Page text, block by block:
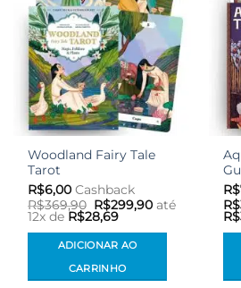
Woodland Fairy Tale
Tarot
R$6,00 Cashback
R$369,90 O
preço
original
era:
R$369,90.
R$299,90Oaté
12x de R$28,69
ADICIONAR AO
CARRINHO
R$
R$
R$